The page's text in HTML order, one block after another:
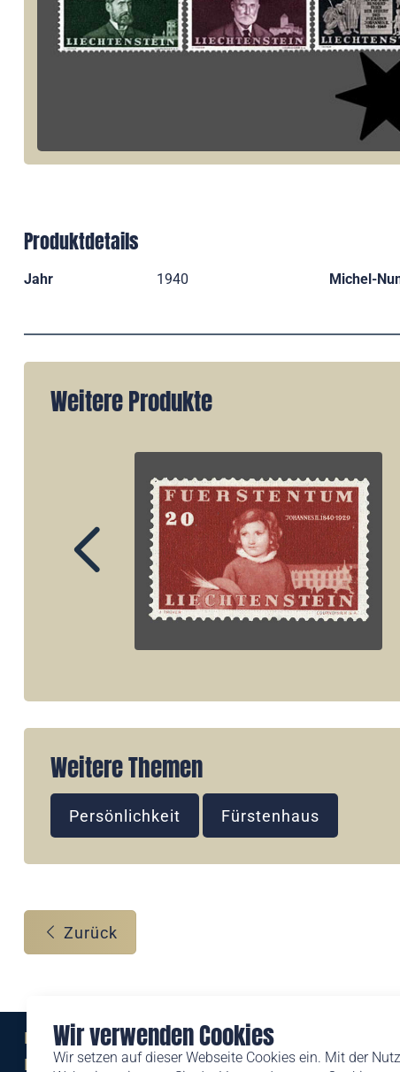
Wir verwenden Cookies
Wir setzen auf dieser Webseite Cookies ein. Mit der
Produktdetails
Jahr 1940 Michel-
Weitere Produkte
Weitere Themen
Persönlichkeit Fürstenhaus
Zurück
Eine Marke der
Liechtensteinischen Post AG